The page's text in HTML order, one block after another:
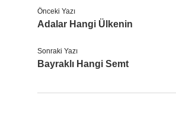
Önceki Yazı
Adalar Hangi Ülkenin
Sonraki Yazı
Bayraklı Hangi Semt